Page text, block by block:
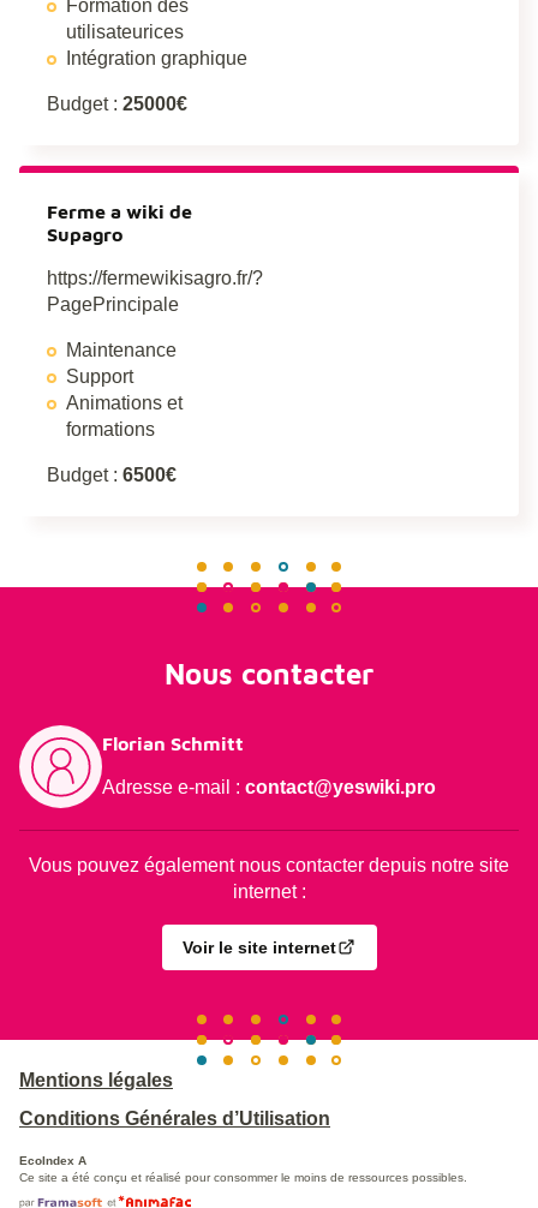
Formation des
utilisateurices
Intégration graphique
Budget : 25000€
Ferme a wiki de
Supagro
https://fermewikisagro.fr/?
PagePrincipale
Maintenance
Support
Animations et
formations
Budget : 6500€
Nous contacter
Florian Schmitt
Adresse e-mail : contact@yeswiki.pro
Vous pouvez également nous contacter depuis notre site
internet :
Voir le site internet
Mentions légales
Conditions Générales d’Utilisation
EcoIndex A
Ce site a été conçu et réalisé pour consommer le moins de ressources possibles.